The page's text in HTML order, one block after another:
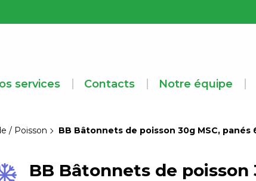
services Contacts Notre équipe
/ Poisson BB Bâtonnets de poisson 30g MSC, panés
BB Bâtonnets de poisson